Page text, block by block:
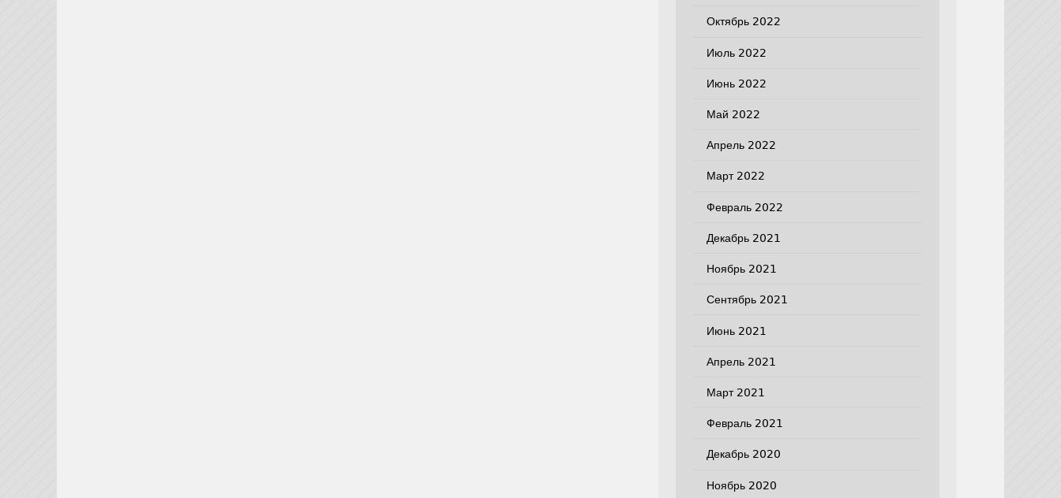
Октябрь 2022
Июль 2022
Июнь 2022
Май 2022
Апрель 2022
Март 2022
Февраль 2022
Декабрь 2021
Ноябрь 2021
Сентябрь 2021
Июнь 2021
Апрель 2021
Март 2021
Февраль 2021
Декабрь 2020
Ноябрь 2020